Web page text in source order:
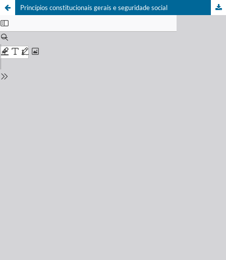
Princípios constitucionais gerais e seguridade social